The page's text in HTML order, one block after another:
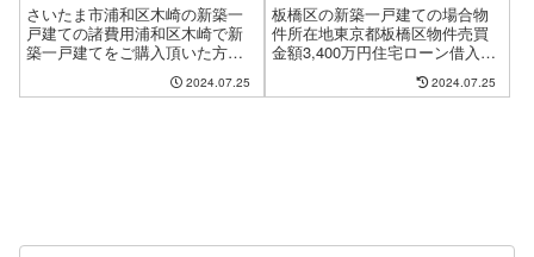
さいたま市浦和区木崎の新築一
戸建ての諸費用浦和区木崎で新
築一戸建てをご購入頂いた方
まま公開しておりますが、諸条
2024.07.25
板橋区の新築一戸建ての場合物
件所在地東京都板橋区物件売買
金額3,400万円住宅ローン借入金
26年9月諸経費合計金額626,431
2024.07.25